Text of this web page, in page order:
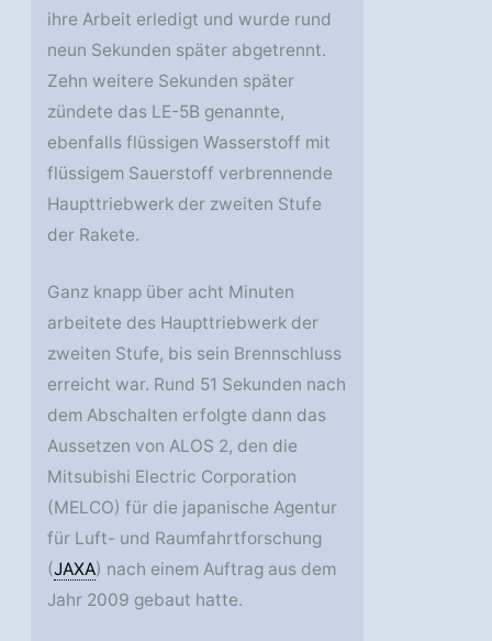
ihre Arbeit erledigt und wurde rund
neun Sekunden später abgetrennt.
Zehn weitere Sekunden später
zündete das LE-5B genannte,
ebenfalls flüssigen Wasserstoff mit
flüssigem Sauerstoff verbrennende
Haupttriebwerk der zweiten Stufe
der Rakete.
Ganz knapp über acht Minuten
arbeitete des Haupttriebwerk der
zweiten Stufe, bis sein Brennschluss
erreicht war. Rund 51 Sekunden nach
dem Abschalten erfolgte dann das
Aussetzen von ALOS 2, den die
Mitsubishi Electric Corporation
(MELCO) für die japanische Agentur
für Luft- und Raumfahrtforschung
(JAXA) nach einem Auftrag aus dem
Jahr 2009 gebaut hatte.